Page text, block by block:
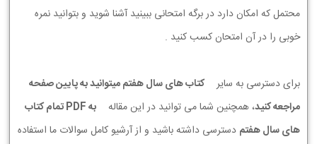
محتمل که امکان دارد در برگه امتحانی ببینید آشنا شوید و بتوانید نمره
خوبی را در آن امتحان کسب کنید .
برای دسترسی به سایر
کتاب های سال هفتم میتوانید به پایین صفحه
مراجعه کنید، همچنین شما می توانید در این مقاله
به PDF تمام کتاب
های سال هفتم دسترسی داشته باشید و از آرشیو کامل سوالات ما استفاده